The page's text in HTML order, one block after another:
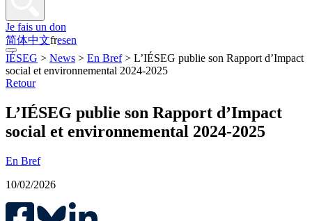
Je fais un don
简体中文fresen
IÉSEG > News > En Bref> L’IÉSEG publie son Rapport d’Impact
social et environnemental 2024‑2025
Retour
L’IÉSEG publie son Rapport d’Impact
social et environnemental 2024‑2025
En Bref
10/02/2026